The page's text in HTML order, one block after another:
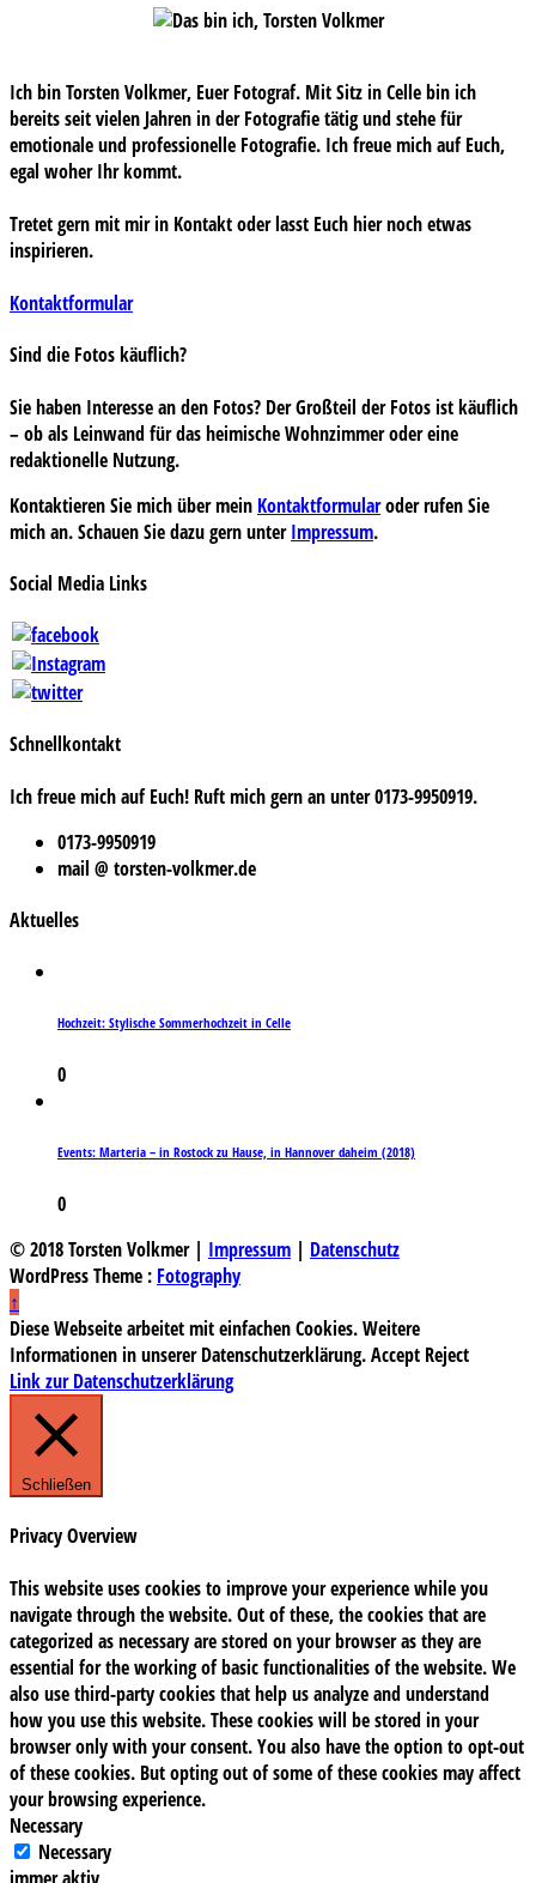
Ich bin Torsten Volkmer, Euer Fotograf. Mit Sitz in Celle bin ich
bereits seit vielen Jahren in der Fotografie tätig und stehe für
emotionale und professionelle Fotografie. Ich freue mich auf Euch,
egal woher Ihr kommt.
Tretet gern mit mir in Kontakt oder lasst Euch hier noch etwas
inspirieren.
Kontaktformular
Sind die Fotos käuflich?
Sie haben Interesse an den Fotos? Der Großteil der Fotos ist käuflich
– ob als Leinwand für das heimische Wohnzimmer oder eine
redaktionelle Nutzung.
Kontaktieren Sie mich über mein Kontaktformularoder rufen Sie
mich an. Schauen Sie dazu gern unterImpressum.
Social Media Links
Schnellkontakt
Ich freue mich auf Euch! Ruft mich gern an unter 0173-9950919.
0173-9950919
mail @ torsten-volkmer.de
Aktuelles
Hochzeit: Stylische Sommerhochzeit in Celle
0
Events: Marteria – in Rostock zu Hause, in Hannover daheim (2018)
0
© 2018 Torsten Volkmer | Impressum | Datenschutz
WordPress Theme : Fotography
↑
Diese Webseite arbeitet mit einfachen Cookies. Weitere
Informationen in unserer Datenschutzerklärung.Accept Reject
Link zur Datenschutzerklärung
Schließen
Privacy Overview
This website uses cookies to improve your experience while you
navigate through the website. Out of these, the cookies that are
categorized as necessary are stored on your browser as they are
essential for the working of basic functionalities of the website. We
also use third-party cookies that help us analyze and understand
how you use this website. These cookies will be stored in your
browser only with your consent. You also have the option to opt-out
of these cookies. But opting out of some of these cookies may affect
your browsing experience.
Necessary
Necessary
immer aktiv